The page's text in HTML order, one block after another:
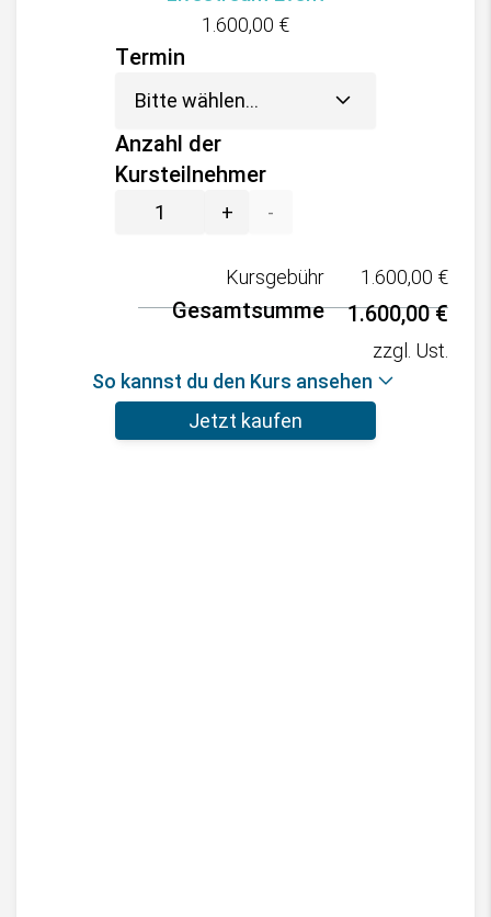
1.600,00 €
Termin
Anzahl der
Kursteilnehmer
+ -
Kursgebühr 1.600,00 €
Gesamtsumme 1.600,00€
zzgl. Ust.
So kannst du den Kurs ansehen
Jetzt kaufen